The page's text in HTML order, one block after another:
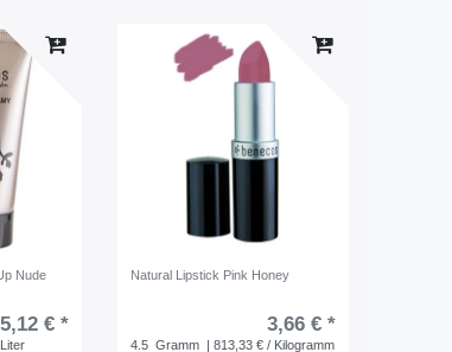
Nude
5,12 € *
Natural Lipstick Pink Honey
3,66 € *
4.5 Gramm | 813,33 € / Kilogramm